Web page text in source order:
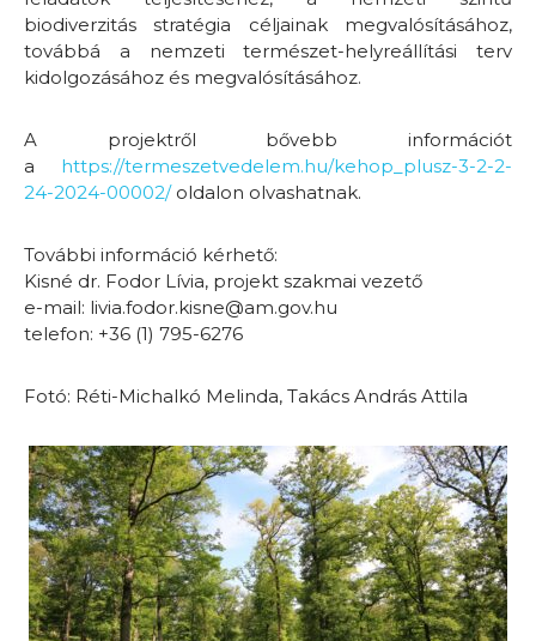
biodiverzitás stratégia céljainak megvalósításához,
továbbá a nemzeti természet-helyreállítási terv
kidolgozásához és megvalósításához.
A projektről bővebb információt
a https://termeszetvedelem.hu/kehop_plusz-3-2-2-
24-2024-00002/oldalon olvashatnak.
További információ kérhető:
Kisné dr. Fodor Lívia, projekt szakmai vezető
e-mail: livia.fodor.kisne@am.gov.hu
telefon: +36 (1) 795-6276
Fotó: Réti-Michalkó Melinda, Takács András Attila